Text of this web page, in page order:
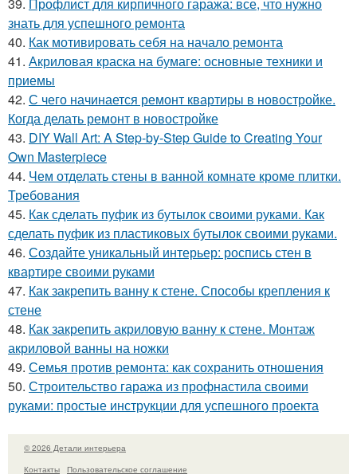
знать для успешного ремонта
40. Как мотивировать себя на начало ремонта
41. Акриловая краска на бумаге: основные техники и
приемы
42. С чего начинается ремонт квартиры в новостройке.
Когда делать ремонт в новостройке
43. DIY Wall Art: A Step-by-Step Guide to Creating Your
Own Masterpiece
44. Чем отделать стены в ванной комнате кроме плитки.
Требования
45. Как сделать пуфик из бутылок своими руками. Как
сделать пуфик из пластиковых бутылок своими руками.
46. Создайте уникальный интерьер: роспись стен в
квартире своими руками
47. Как закрепить ванну к стене. Способы крепления к
стене
48. Как закрепить акриловую ванну к стене. Монтаж
акриловой ванны на ножки
49. Семья против ремонта: как сохранить отношения
50. Строительство гаража из профнастила своими
руками: простые инструкции для успешного проекта
© 2026 Детали интерьера
Контакты
Пользовательское соглашение